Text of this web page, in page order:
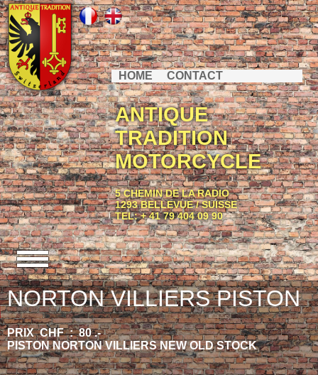
HOME CONTACT
ANTIQUE
TRADITION
MOTORCYCLE
5 CHEMIN DE LA RADIO
1293 BELLEVUE / SUISSE
TEL: + 41 79 404 09 90
NORTON VILLIERS PISTON
PRIX CHF : 80 .-
PISTON NORTON VILLIERS NEW OLD STOCK